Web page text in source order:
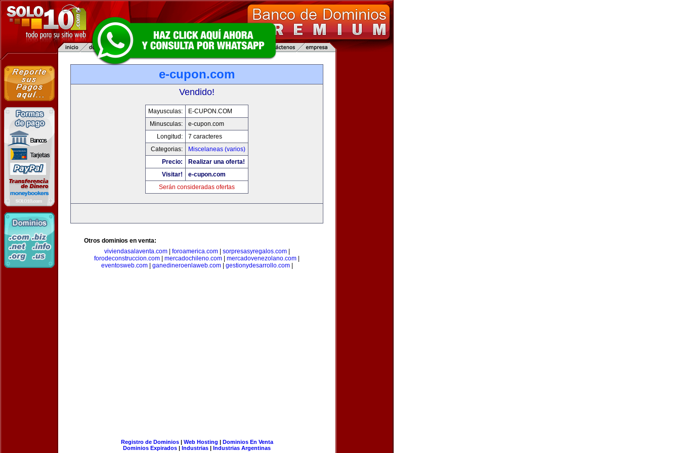
e-cupon.com
Vendido!
Mayusculas:
E-CUPON.COM
Minusculas:
e-cupon.com
Longitud:
7 caracteres
Categorias:
Miscelaneas (varios)
Precio:
Realizar una oferta!
Visitar!
e-cupon.com
Serán consideradas ofertas
Otros dominios en venta:
viviendasalaventa.com| foroamerica.com| sorpresasyregalos.com|
forodeconstruccion.com
mercadochileno.com mercadovenezolano.com
eventosweb.com| ganedineroenlaweb.com| gestionydesarrollo.com|
Registro de Dominios| Web Hosting | Dominios En Venta
Dominios Expirados | Industrias | Industrias Argentinas